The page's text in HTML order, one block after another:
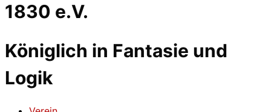
1830 e.V.
Königlich in Fantasie und
Logik